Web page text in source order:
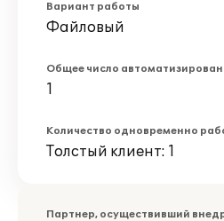
Вариант работы
Файловый
Общее число
1
Количество одновременно
Толстый клиент: 1
Партнер, осуществивший